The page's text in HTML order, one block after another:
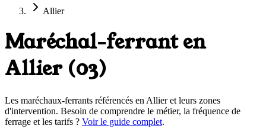
Allier
Maréchal-ferrant en
Allier(03)
Les maréchaux-ferrants référencés en Allieret leurs zones
d'intervention. Besoin de comprendre le métier, la fréquence de
ferrage et les tarifs ? Voir le guide complet.